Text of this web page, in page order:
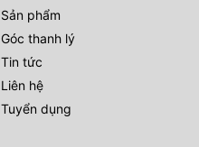
Sản phẩm
Góc thanh lý
Tin tức
Liên hệ
Tuyển dụng